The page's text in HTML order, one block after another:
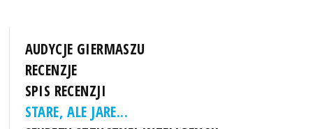
AUDYCJE GIERMASZU
RECENZJE
SPIS RECENZJI
STARE, ALE JARE...